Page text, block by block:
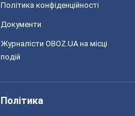
Політика конфіденційності
Документи
Журналісти OBOZ.UA на місці
подій
Політика